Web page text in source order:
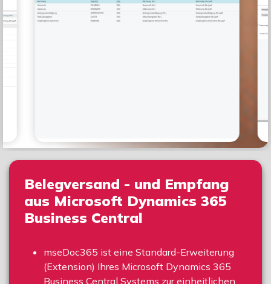
Belegversand - und Empfang
aus Microsoft Dynamics 365
Business Central
mseDoc365 ist eine Standard-Erweiterung
(Extension) Ihres Microsoft Dynamics 365
Business Central Systems zur einheitlichen